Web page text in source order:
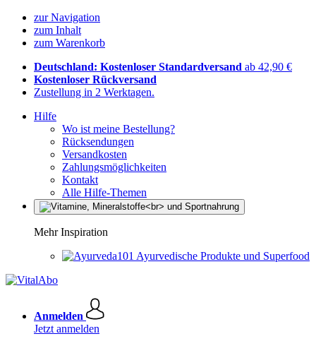
zur Navigation
zum Inhalt
zum Warenkorb
Deutschland: Kostenloser Standardversand ab 42,90 €
Kostenloser Rückversand
Zustellung in 2 Werktagen.
Hilfe
Wo ist meine Bestellung?
Rücksendungen
Versandkosten
Zahlungsmöglichkeiten
Kontakt
Alle Hilfe-Themen
Mehr Inspiration
Ayurvedische Produkte und Superfood
Anmelden
Jetzt anmelden